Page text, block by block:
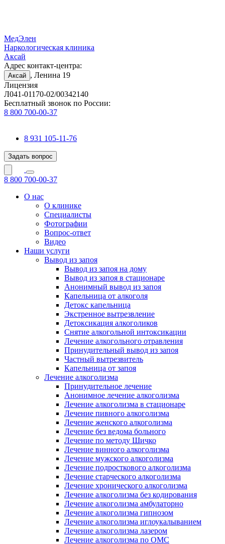
МедЭлен
Наркологическая клиника
Аксай
Адрес контакт-центра:
Аксай , Ленина 19
Лицензия
Л041-01170-02/00342140
Бесплатный звонок по России:
8 800 700-00-37
8 931 105-11-76
Задать вопрос
8 800 700-00-37
О нас
О клинике
Специалисты
Фотографии
Вопрос-ответ
Видео
Наши услуги
Вывод из запоя
Вывод из запоя на дому
Вывод из запоя в стационаре
Анонимный вывод из запоя
Капельница от алкоголя
Детокс капельница
Экстренное вытрезвление
Детоксикация алкоголиков
Снятие алкогольной интоксикации
Лечение алкогольного отравления
Принудительный вывод из запоя
Частный вытрезвитель
Капельница от запоя
Лечение алкоголизма
Принудительное лечение
Анонимное лечение алкоголизма
Лечение алкоголизма в стационаре
Лечение пивного алкоголизма
Лечение женского алкоголизма
Лечение без ведома больного
Лечение по методу Шичко
Лечение винного алкоголизма
Лечение мужского алкоголизма
Лечение подросткового алкоголизма
Лечение старческого алкоголизма
Лечение хронического алкоголизма
Лечение алкоголизма без кодирования
Лечение алкоголизма амбулаторно
Лечение алкоголизма гипнозом
Лечение алкоголизма иглоукалыванием
Лечение алкоголизма лазером
Лечение алкоголизма по ОМС